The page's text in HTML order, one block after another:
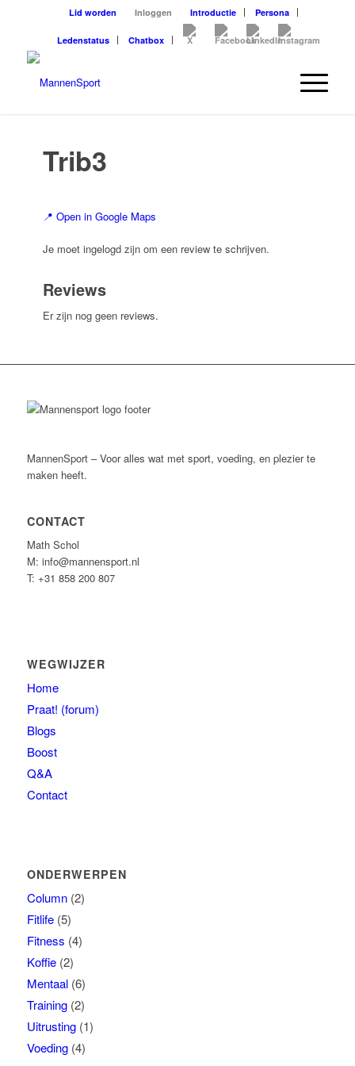
Lid worden Inloggen Introductie Persona
Ledenstatus Chatbox
Trib3
📍 Open in Google Maps
Je moet ingelogd zijn om een review te schrijven.
Reviews
Er zijn nog geen reviews.
MannenSport – Voor alles wat met sport, voeding, en plezier te
maken heeft.
CONTACT
Math Schol
M: info@mannensport.nl
T: +31 858 200 807
WEGWIJZER
Home
Praat! (forum)
Blogs
Boost
Q&A
Contact
ONDERWERPEN
Column(2)
Fitlife(5)
Fitness (4)
Koffie(2)
Mentaal(6)
Training(2)
Uitrusting(1)
Voeding(4)